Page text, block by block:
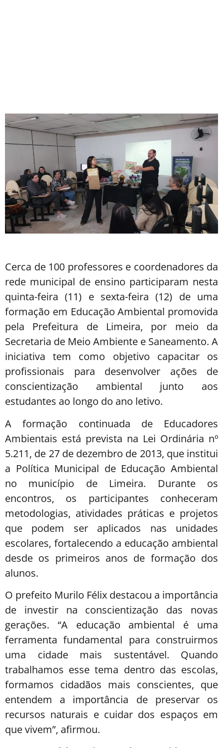
Cerca de 100 professores e coordenadores da
rede municipal de ensino participaram nesta
quinta-feira (11) e sexta-feira (12) de uma
formação em Educação Ambiental promovida
pela Prefeitura de Limeira, por meio da
Secretaria de Meio Ambiente e Saneamento. A
iniciativa tem como objetivo capacitar os
profissionais para desenvolver ações de
conscientização ambiental junto aos
estudantes ao longo do ano letivo.
A formação continuada de Educadores
Ambientais está prevista na Lei Ordinária nº
5.211, de 27 de dezembro de 2013, que institui
a Política Municipal de Educação Ambiental
no município de Limeira. Durante os
encontros, os participantes conheceram
metodologias, atividades práticas e projetos
que podem ser aplicados nas unidades
escolares, fortalecendo a educação ambiental
desde os primeiros anos de formação dos
alunos.
O prefeito Murilo Félix destacou a importância
de investir na conscientização das novas
gerações. “A educação ambiental é uma
ferramenta fundamental para construirmos
uma cidade mais sustentável. Quando
trabalhamos esse tema dentro das escolas,
formamos cidadãos mais conscientes, que
entendem a importância de preservar os
recursos naturais e cuidar dos espaços em
que vivem”, afirmou.